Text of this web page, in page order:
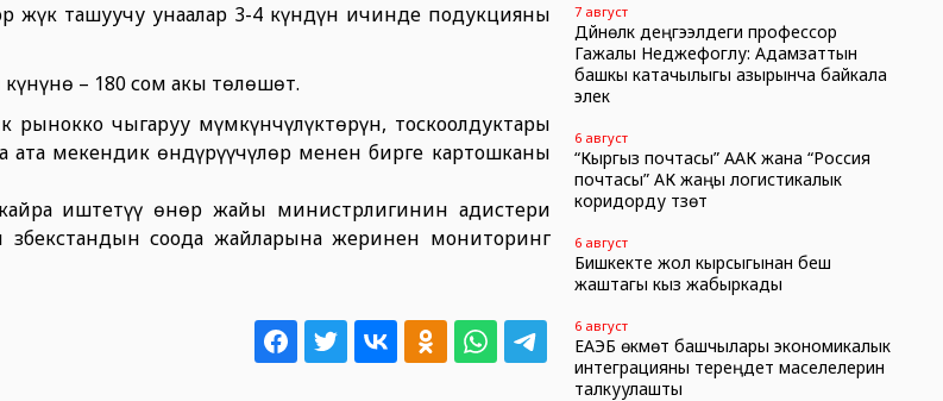
жүк ташуучу унаалар 3-4 күндүн ичинде подукцияны
– 180 сом акы төлөшөт.
чыгаруу мүмкүнчүлүктөрүн, тоскоолдуктары
мекендик өндүрүүчүлөр менен бирге картошканы
иштетүү өнөр жайы министрлигинин адистери
соода жайларына жеринен мониторинг
7 август
Дүйнөлүк деңгээлдеги профессор
Гажалы Неджефоглу: Адамзаттын
башкы катачылыгы азырынча байкала
элек
6 август
“Кыргыз почтасы” ААК жана “Россия
почтасы” АК жаңы логистикалык
коридорду түзөт
6 август
Бишкекте жол кырсыгынан беш
жаштагы кыз жабыркады
6 август
ЕАЭБ өкмөт башчылары экономикалык
интеграцияны тереңдетүү маселелерин
талкуулашты